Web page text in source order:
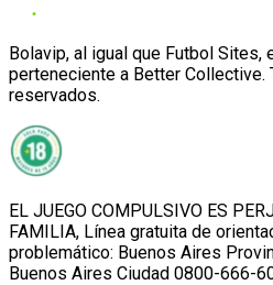
Bolavip, al igual que Futbol Sites,
perteneciente a Better Collective.
reservados.
EL JUEGO COMPULSIVO ES
FAMILIA, Línea gratuita de
problemático: Buenos Aires
Buenos Aires Ciudad 0800-666-